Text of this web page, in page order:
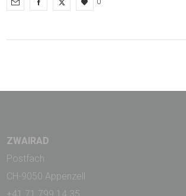
ZWAIRAD
Postfach
CH-9050 Appenzell